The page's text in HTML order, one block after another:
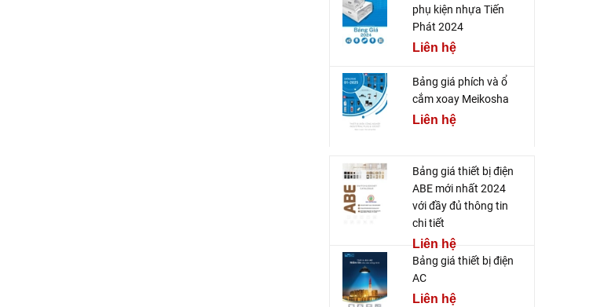
phụ kiện nhựa Tiến
Phát 2024
Liên hệ
Bảng giá phích và ổ
cắm xoay Meikosha
Liên hệ
Bảng giá thiết bị điện
ABE mới nhất 2024
với đầy đủ thông tin
chi tiết
Liên hệ
Bảng giá thiết bị điện
AC
Liên hệ